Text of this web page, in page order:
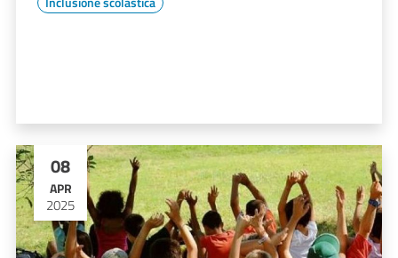
08
APR
2025